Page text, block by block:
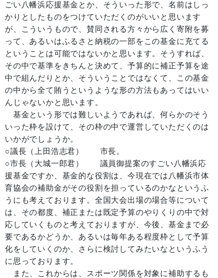
ごい八幡浜応援基金とか、そういった形で、名前はしっ
かりとしたものをつけていただくのがいいと思います
が、こういうもので、賛同される方々から広く寄附を募
って、あるいはふるさと納税の一部をこの基金に充てる
ということは可能ではないかと思います。そうすれば、
その中で基準をきちんと決めて、予算的に補正予算を途
中で組んだりとか、そういうことではなくて、この基金
の中から全て賄うというような形の方法もあってはいい
んじゃないかと思います。
基金という形では難しいようであれば、何らかのそう
いった枠を設けて、その枠の中で運営していただくのは
いかがでしょうか。
○議長（上田浩志君） 市長。
○市長（大城一郎君） 議員御提案のすごい八幡浜応
援基金ですか、基金的な役割は、今現在では八幡浜市体
育協会の補助金がその役割を担っているのかなというふ
うにも考えております。全国大会出場の場合等について
は、その都度、補正または既定予算のやりくりの中で対
応していくものと考えておりますが、今後、基金まで必
要であるかどうか、あるいは毎年ある程度枠として予算
化をしていくのか、さらに検討してみたいなというふう
に思っております。
また、これからは、スポーツ関係を対象に補助するも